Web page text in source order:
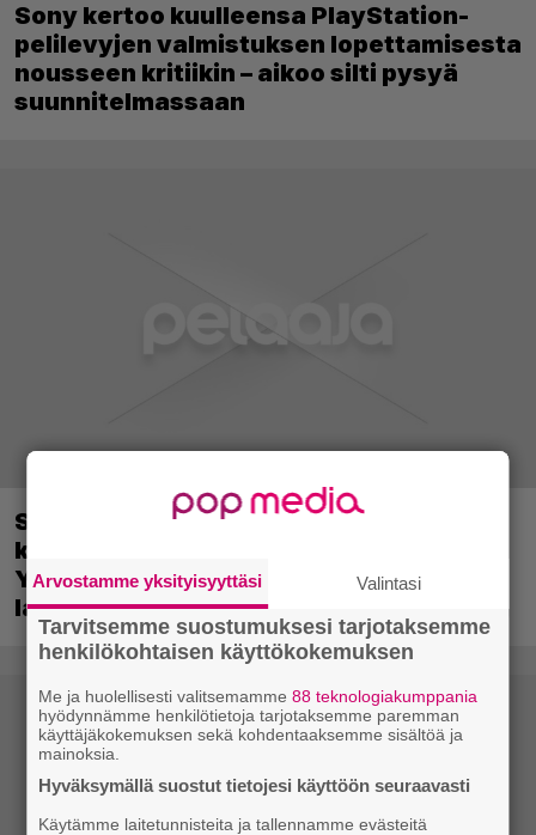
Sony kertoo kuulleensa PlayStation-
pelilevyjen valmistuksen lopettamisesta
nousseen kritiikin – aikoo silti pysyä
suunnitelmassaan
Sony on keskustellut jälleenmyyjien
kanssa levyttömyyteen siirtymisestä –
Yhdysvalloissa pelejä myydään
latauskoodin sisältävissä koteloissa
Arvostamme yksityisyyttäsi Valintasi
Tarvitsemme suostumuksesi tarjotaksemme
henkilökohtaisen käyttökokemuksen
Me ja huolellisesti valitsemamme88 teknologiakumppania
hyödynnämme henkilötietoja tarjotaksemme paremman
käyttäjäkokemuksen sekä kohdentaaksemme sisältöä ja
mainoksia.
Hyväksymällä suostut tietojesi käyttöön seuraavasti
Käytämme laitetunnisteita ja tallennamme evästeitä